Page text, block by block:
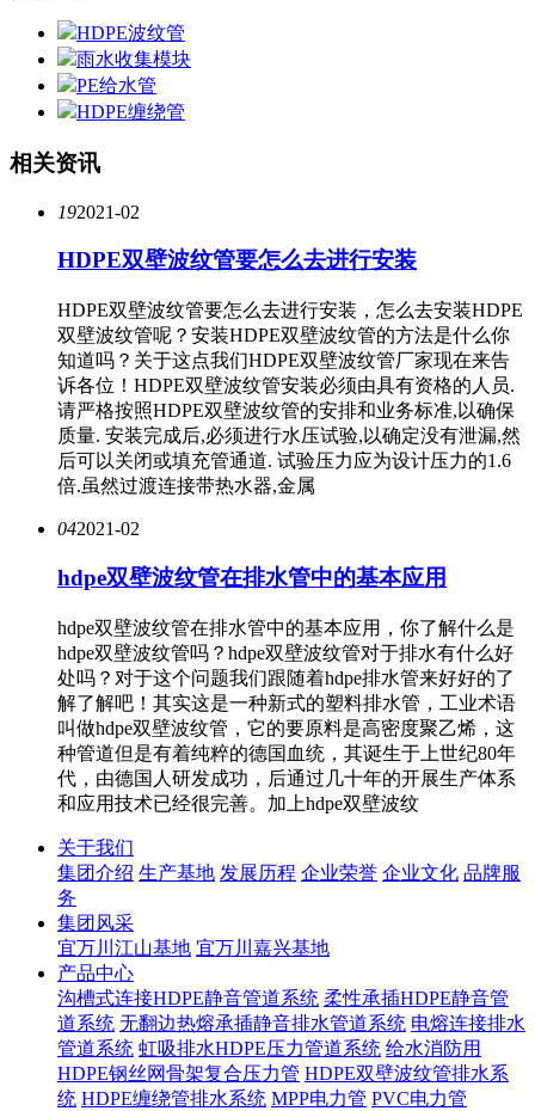
HDPE波纹管
雨水收集模块
PE给水管
HDPE缠绕管
相关资讯
192021-02
HDPE双壁波纹管要怎么去进行安装
HDPE双壁波纹管要怎么去进行安装，怎么去安装HDPE
双壁波纹管呢？安装HDPE双壁波纹管的方法是什么你
知道吗？关于这点我们HDPE双壁波纹管厂家现在来告
诉各位！HDPE双壁波纹管安装必须由具有资格的人员.
请严格按照HDPE双壁波纹管的安排和业务标准,以确保
质量. 安装完成后,必须进行水压试验,以确定没有泄漏,然
后可以关闭或填充管通道. 试验压力应为设计压力的1.6
倍.虽然过渡连接带热水器,金属
042021-02
hdpe双壁波纹管在排水管中的基本应用
hdpe双壁波纹管在排水管中的基本应用，你了解什么是
hdpe双壁波纹管吗？hdpe双壁波纹管对于排水有什么好
处吗？对于这个问题我们跟随着hdpe排水管来好好的了
解了解吧！其实这是一种新式的塑料排水管，工业术语
叫做hdpe双壁波纹管，它的要原料是高密度聚乙烯，这
种管道但是有着纯粹的德国血统，其诞生于上世纪80年
代，由德国人研发成功，后通过几十年的开展生产体系
和应用技术已经很完善。加上hdpe双壁波纹
关于我们
集团介绍 生产基地 发展历程 企业荣誉 企业文化 品牌服
务
集团风采
宜万川江山基地 宜万川嘉兴基地
产品中心
沟槽式连接HDPE静音管道系统 柔性承插HDPE静音管
道系统 无翻边热熔承插静音排水管道系统 电熔连接排水
管道系统 虹吸排水HDPE压力管道系统 给水消防用
HDPE钢丝网骨架复合压力管 HDPE双壁波纹管排水系
统 HDPE缠绕管排水系统 MPP电力管 PVC电力管